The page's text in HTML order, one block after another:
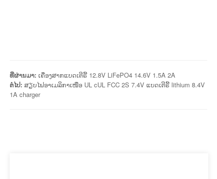
ທີ່ຜ່ານມາ: ເຄື່ອງສາກແບດເຕີຣີ້ 12.8V LiFePO4 14.6V 1.5A 2A
ຕໍ່ໄປ: ສຽບໄຟອາເມລິກາເໜືອ UL cUL FCC 2S 7.4V ແບດເຕີຣີ້ lithium 8.4V
1A charger